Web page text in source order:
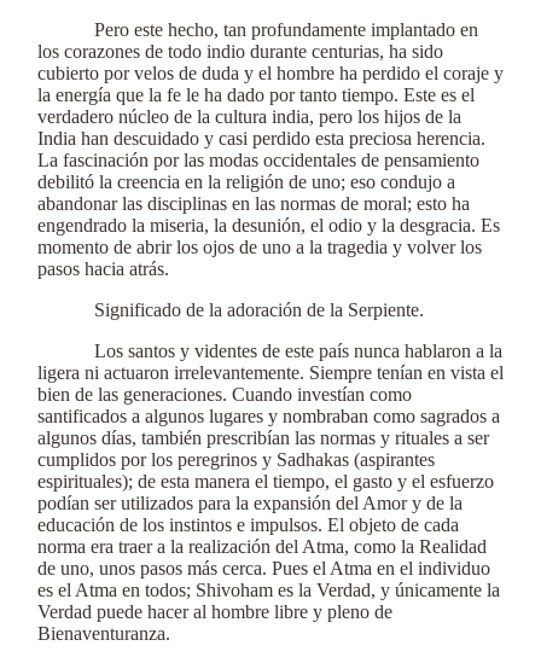
Pero este hecho, tan profundamente implantado en
los corazones de todo indio durante centurias, ha sido
cubierto por velos de duda y el hombre ha perdido el coraje y
la energía que la fe le ha dado por tanto tiempo. Este es el
verdadero núcleo de la cultura india, pero los hijos de la
India han descuidado y casi perdido esta preciosa herencia.
La fascinación por las modas occidentales de pensamiento
debilitó la creencia en la religión de uno; eso condujo a
abandonar las disciplinas en las normas de moral; esto ha
engendrado la miseria, la desunión, el odio y la desgracia. Es
momento de abrir los ojos de uno a la tragedia y volver los
pasos hacia atrás.
Significado de la adoración de la Serpiente.
Los santos y videntes de este país nunca hablaron a la
ligera ni actuaron irrelevantemente. Siempre tenían en vista el
bien de las generaciones. Cuando investían como
santificados a algunos lugares y nombraban como sagrados a
algunos días, también prescribían las normas y rituales a ser
cumplidos por los peregrinos y Sadhakas (aspirantes
espirituales); de esta manera el tiempo, el gasto y el esfuerzo
podían ser utilizados para la expansión del Amor y de la
educación de los instintos e impulsos. El objeto de cada
norma era traer a la realización del Atma, como la Realidad
de uno, unos pasos más cerca. Pues el Atma en el individuo
es el Atma en todos; Shivoham es la Verdad, y únicamente la
Verdad puede hacer al hombre libre y pleno de
Bienaventuranza.